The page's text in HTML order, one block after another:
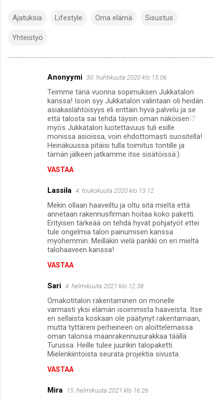
Ajatuksia Lifestyle Oma elämä Sisustus
Yhteistyö
Anonyymi 30. huhtikuuta 2020 klo 15.06
Teimme tänä vuonna sopimuksen Jukkatalon
kanssa! Isoin syy Jukkatalon valintaan oli heidän
asiakaslähtöisyys eli erittäin hyvä palvelu ja se
että talosta sai tehdä täysin oman näköisen♡
myös Jukkatalon luotettavuus tuli esille
monissa asioissa, voin ehdottomasti suositella!
Heinäkuussa pitäisi tulla toimitus tontille ja
tämän jälkeen jatkamme itse sisätöissä:)
VASTAA
Lassila 4. toukokuuta 2020 klo 13.12
Mekin ollaan haaveiltu ja oltu sitä mieltä että
annetaan rakennusfirman hoitaa koko paketti.
Erityisen tärkeää on tehdä hyvät pohjatyöt ettei
tule ongelmia talon painumisen kanssa
myöhemmin. Meilläkin vielä pankki on eri mieltä
talohaaveen kanssa!
VASTAA
Sari 4. helmikuuta 2021 klo 12.38
Omakotitalon rakentaminen on monelle
varmasti yksi elämän isoimmista haaveista. Itse
en sellaista koskaan ole päätynyt rakentamaan,
mutta tyttäreni perheineen on aloittelemassa
oman talonsa maanrakennusurakkaa täällä
Turussa. Heille tulee juurikin talopaketti.
Mielenkiintoista seurata projektia sivusta.
VASTAA
Mira 15. helmikuuta 2021 klo 16.26